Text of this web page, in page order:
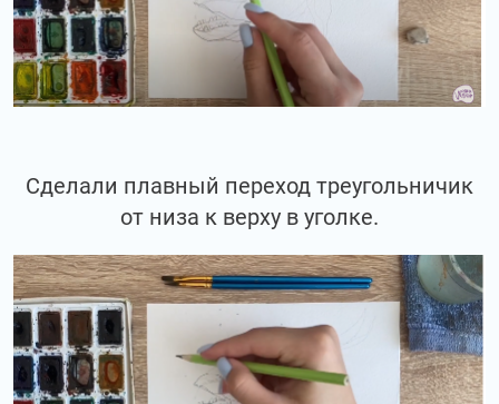
Сделали плавный переход треугольничик
от низа к верху в уголке.